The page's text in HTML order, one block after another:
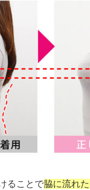
ることで脇に流れ